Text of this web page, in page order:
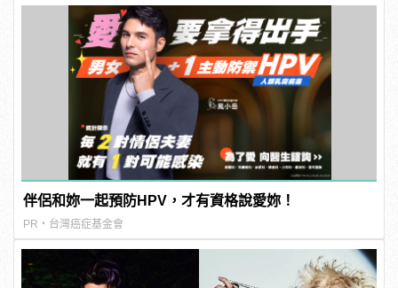
伴侶和妳一起預防HPV，才有資格說愛妳！
PR・台灣癌症基金會